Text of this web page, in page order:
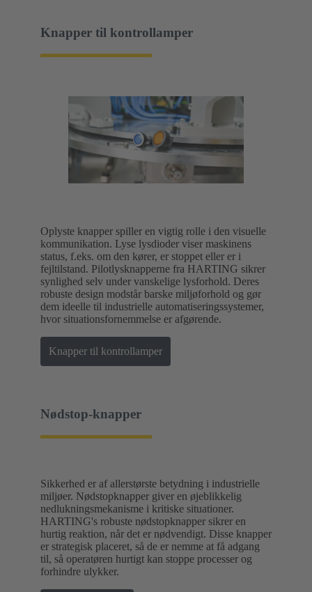
Knapper til kontrollamper
Oplyste knapper spiller en vigtig rolle i den visuelle
kommunikation. Lyse lysdioder viser maskinens
status, f.eks. om den kører, er stoppet eller er i
fejltilstand. Pilotlysknapperne fra HARTING sikrer
synlighed selv under vanskelige lysforhold. Deres
robuste design modstår barske miljøforhold og gør
dem ideelle til industrielle automatiseringssystemer,
hvor situationsfornemmelse er afgørende.
Knapper til kontrollamper
Nødstop-knapper
Sikkerhed er af allerstørste betydning i industrielle
miljøer. Nødstopknapper giver en øjeblikkelig
nedlukningsmekanisme i kritiske situationer.
HARTING's robuste nødstopknapper sikrer en
hurtig reaktion, når det er nødvendigt. Disse knapper
er strategisk placeret, så de er nemme at få adgang
til, så operatøren hurtigt kan stoppe processer og
forhindre ulykker.